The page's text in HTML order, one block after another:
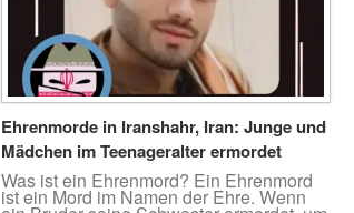
Ehrenmorde in Iranshahr, Iran: Junge und
Mädchen im Teenageralter ermordet
Was ist ein Ehrenmord? Ein Ehrenmord
ist ein Mord im Namen der Ehre. Wenn